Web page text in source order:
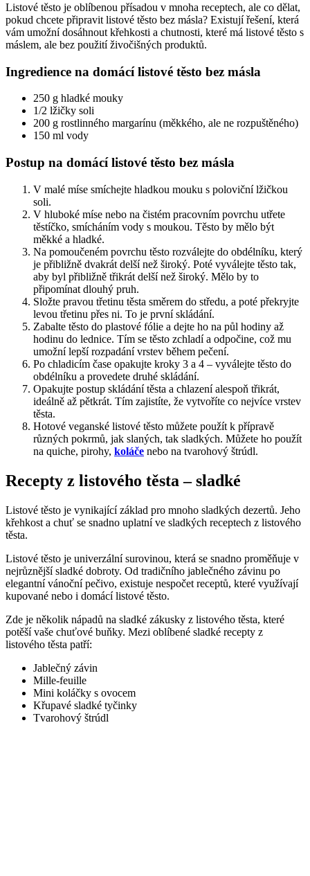
Listové těsto je oblíbenou přísadou v mnoha receptech, ale co dělat,
pokud chcete připravit listové těsto bez másla? Existují řešení, která
vám umožní dosáhnout křehkosti a chutnosti, které má listové těsto s
máslem, ale bez použití živočišných produktů.
Ingredience na domácí listové těsto bez másla
250 g hladké mouky
1/2 lžičky soli
200 g rostlinného margarínu (měkkého, ale ne rozpuštěného)
150 ml vody
Postup na domácí listové těsto bez másla
V malé míse smíchejte hladkou mouku s poloviční lžičkou
soli.
V hluboké míse nebo na čistém pracovním povrchu utřete
těstíčko, smícháním vody s moukou. Těsto by mělo být
měkké a hladké.
Na pomoučeném povrchu těsto rozválejte do obdélníku, který
je přibližně dvakrát delší než široký. Poté vyválejte těsto tak,
aby byl přibližně třikrát delší než široký. Mělo by to
připomínat dlouhý pruh.
Složte pravou třetinu těsta směrem do středu, a poté překryjte
levou třetinu přes ni. To je první skládání.
Zabalte těsto do plastové fólie a dejte ho na půl hodiny až
hodinu do lednice. Tím se těsto zchladí a odpočine, což mu
umožní lepší rozpadání vrstev během pečení.
Po chladicím čase opakujte kroky 3 a 4 – vyválejte těsto do
obdélníku a provedete druhé skládání.
Opakujte postup skládání těsta a chlazení alespoň třikrát,
ideálně až pětkrát. Tím zajistíte, že vytvoříte co nejvíce vrstev
těsta.
Hotové veganské listové těsto můžete použít k přípravě
různých pokrmů, jak slaných, tak sladkých. Můžete ho použít
na quiche, pirohy, koláče nebo na tvarohový štrúdl.
Recepty z listového těsta – sladké
Listové těsto je vynikající základ pro mnoho sladkých dezertů. Jeho
křehkost a chuť se snadno uplatní ve sladkých receptech z listového
těsta.
Listové těsto je univerzální surovinou, která se snadno proměňuje v
nejrůznější sladké dobroty. Od tradičního jablečného závinu po
elegantní vánoční pečivo, existuje nespočet receptů, které využívají
kupované nebo i domácí listové těsto.
Zde je několik nápadů na sladké zákusky z listového těsta, které
potěší vaše chuťové buňky. Mezi oblíbené sladké recepty z
listového těsta patří:
Jablečný závin
Mille-feuille
Mini koláčky s ovocem
Křupavé sladké tyčinky
Tvarohový štrúdl